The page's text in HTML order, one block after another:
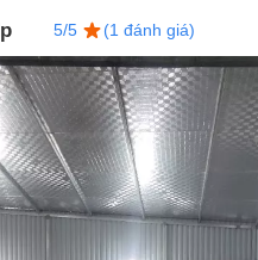
5/5 (1 đánh giá)